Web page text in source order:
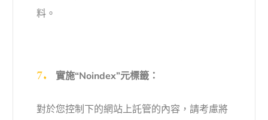
料。
實施“Noindex”元標籤：
對於您控制下的網站上託管的內容，請考慮將